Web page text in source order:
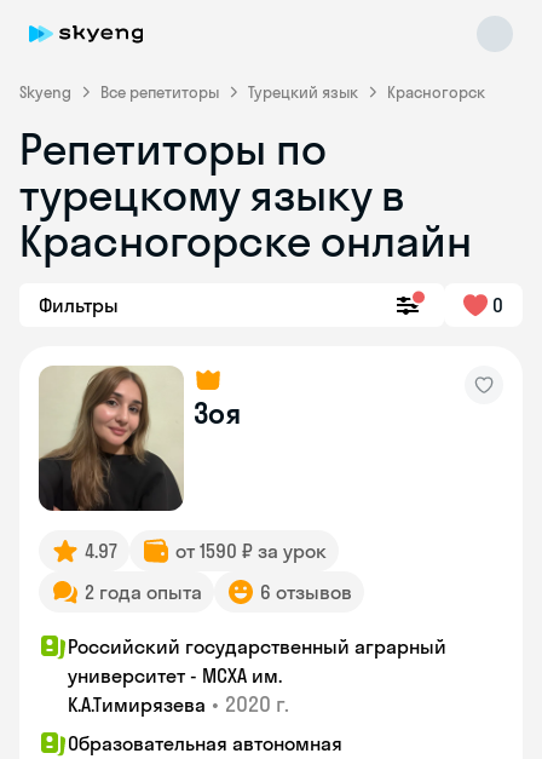
Skyeng Все репетиторы Турецкий язык Красногорск
Репетиторы по
турецкому языку в
Красногорске онлайн
Фильтры 0
Зоя
4.97
от 1590 ₽ за урок
2 года опыта
6 отзывов
Российский государственный аграрный
университет - МСХА им.
К.А.Тимирязева • 2020 г.
Образовательная автономная
Skyeng Chat